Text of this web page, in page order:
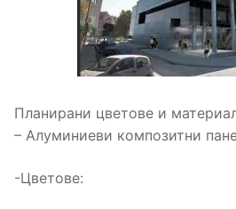
Планирани цветове и
– Алуминиеви композитни
-Цветове: